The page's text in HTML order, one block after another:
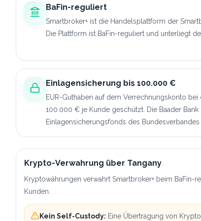
BaFin-reguliert
Smartbroker+ ist die Handelsplattform der
Die Plattform ist BaFin-reguliert und unterliegt
Einlagensicherung bis 100.000 €
EUR-Guthaben auf dem Verrechnungskonto
100.000 € je Kunde geschützt. Die Baader
Einlagensicherungsfonds des
Krypto-Verwahrung über Tangany
Kryptowährungen verwahrt Smartbroker+ beim
Kunden.
Kein Self-Custody: Eine Übertragung von